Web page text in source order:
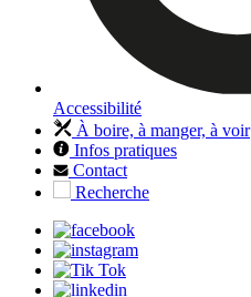
Accessibilité
À boire, à manger, à voir
Infos pratiques
Contact
Recherche